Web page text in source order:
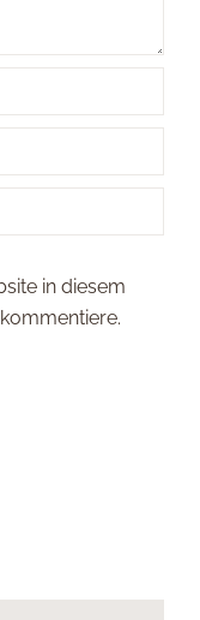
in diesem